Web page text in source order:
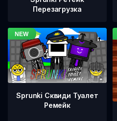
Перезагрузка
Sprunki Сквиди Туалет
Ремейк